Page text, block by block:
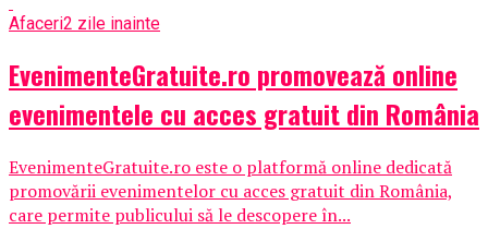
Afaceri2 zile inainte
EvenimenteGratuite.ro promovează online
evenimentele cu acces gratuit din România
EvenimenteGratuite.ro este o platformă online dedicată
promovării evenimentelor cu acces gratuit din România,
care permite publicului să le descopere în...